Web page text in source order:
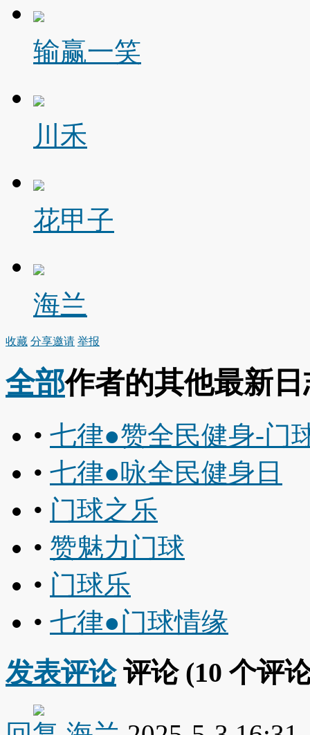
输赢一笑
川禾
花甲子
海兰
收藏 分享邀请 举报
全部作者的其他最新日
• 七律●赞全民健身-门
• 七律●咏全民健身日
• 门球之乐
• 赞魅力门球
• 门球乐
• 七律●门球情缘
发表评论评论 (10 个评